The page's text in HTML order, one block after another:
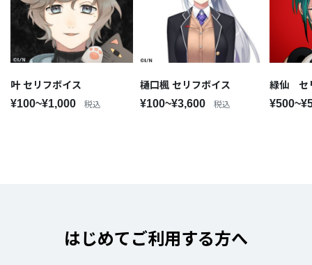
叶 セリフボイス
¥100~¥1,000 税込
樋口楓 セリフボイス
¥100~¥3,600 税込
緑仙 セ
はじめてご利用する方へ